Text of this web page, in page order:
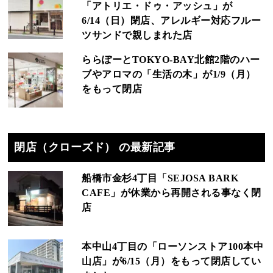
「アトリエ・ドゥ・アッシュ」が
6/14（日）閉店、アレルギー対応フルー
ツサンドで親しまれた店
ららぽーとTOKYO-BAY北館2階のハー
ブやアロマの「生活の木」が1/9（月）
をもって閉店
閉店（クローズド） の最新記事
船橋市金杉4丁目「SEJOSA BARK
CAFE」が休業から再開される事なく閉
店
本中山4丁目の「ローソンストア100本中
山店」が6/15（月）をもって閉店してい